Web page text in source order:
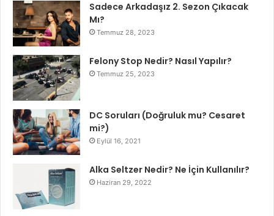
Sadece Arkadaşız 2. Sezon Çıkacak
Mı?
Temmuz 28, 2023
Felony Stop Nedir? Nasıl Yapılır?
Temmuz 25, 2023
DC Soruları (Doğruluk mu? Cesaret
mi?)
Eylül 16, 2021
Alka Seltzer Nedir? Ne İçin Kullanılır?
Haziran 29, 2022